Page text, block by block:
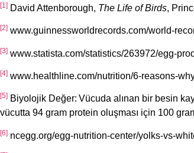
[1] David Attenborough, The Life of Birds,
[2] www.guinnessworldrecords.com/world-
[3] www.statista.com/statistics/263972/egg-
[4] www.healthline.com/nutrition/6-reasons-
[5] Biyolojik Değer: Vücuda alınan bir besin
vücutta 94 gram protein oluşması için 100
[6] ncegg.org/egg-nutrition-center/yolks-vs-